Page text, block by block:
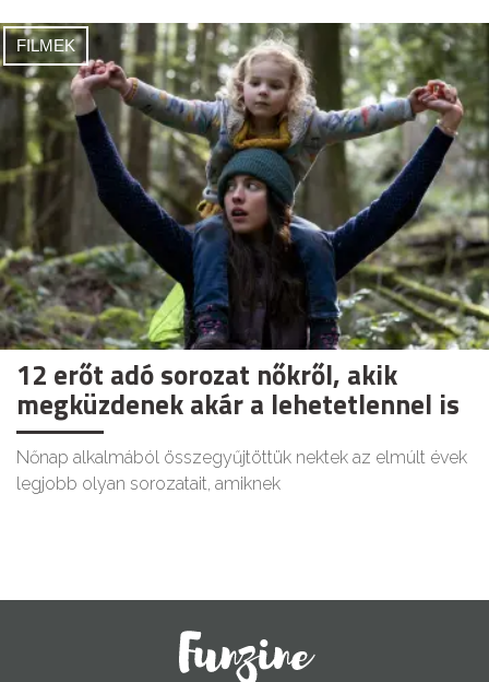
FILMEK
12 erőt adó sorozat nőkről, akik
megküzdenek akár a lehetetlennel is
Nőnap alkalmából összegyűjtöttük nektek az elmúlt évek
legjobb olyan sorozatait, amiknek